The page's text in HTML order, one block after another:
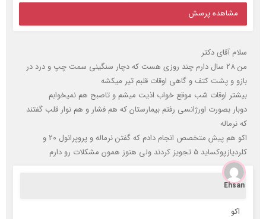
مشاهده پرسش
سلام آقای دکتر
من 28 سال دارم چند روزی هست که دچار سنگینی سمت چپ و درد در
بازو و پشت کتف و گاهی اوقات قلبم تیر میکشه
بیشتر اوقات شب موقع خواب اذیت میشم و تاصبح هم نمیخوابم
دوبار بصورت اورژانسی رفتم بیمارستان که هم فشار و هم نوار قلب گفتند
که نرماله
اکو هم پیش متخصص انجام دادم که گفتن نرماله و پروپرانول 20 و
کلردیازپوکساید 5 تجویز کردند ولی هنوز همون مشکلات رو دارم
Ehsan
اکو